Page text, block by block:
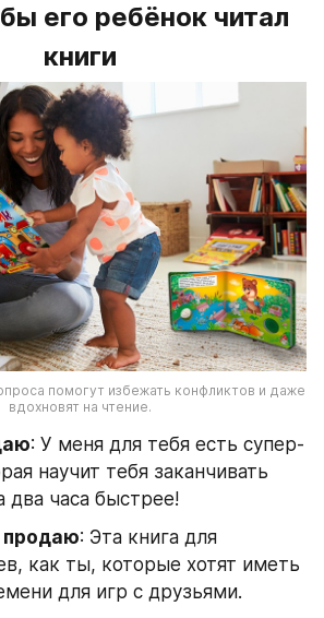
его ребёнок читал
книги
помогут избежать конфликтов и даже
вдохновят на чтение.
: У меня для тебя есть супер-
научит тебя заканчивать
два часа быстрее!
продаю: Эта книга для
как ты, которые хотят иметь
для игр с друзьями.